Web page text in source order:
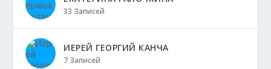
33 Записей
ИЕРЕЙ ГЕОРГИЙ КАНЧА
7 Записей